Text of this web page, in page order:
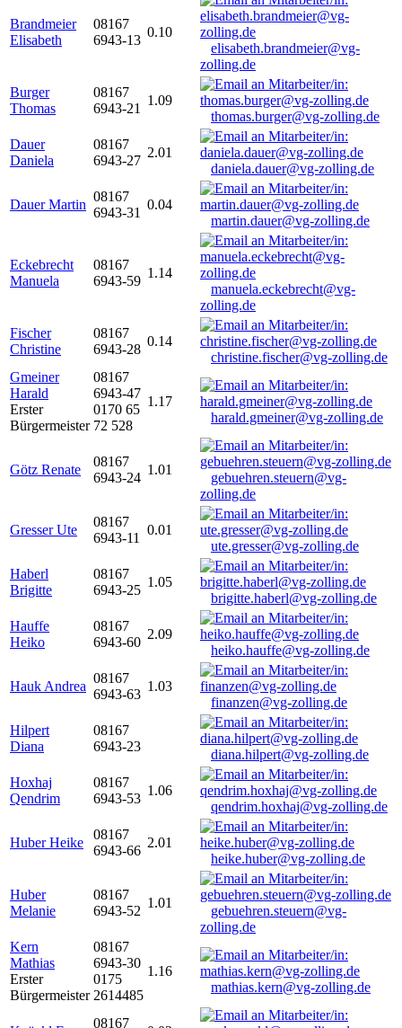
Brandmeier
Elisabeth
08167
6943-13
0.10
elisabeth.brandmeier@vg-
zolling.de
Burger
Thomas
08167
6943-21
1.09
thomas.burger@vg-zolling.de
Dauer
Daniela
08167
6943-27
2.01
daniela.dauer@vg-zolling.de
Dauer Martin
08167
6943-31
0.04
martin.dauer@vg-zolling.de
Eckebrecht
Manuela
08167
6943-59
1.14
manuela.eckebrecht@vg-
zolling.de
Fischer
Christine
08167
6943-28
0.14
christine.fischer@vg-zolling.de
Gmeiner
Harald
Erster
Bürgermeister
08167
6943-47
0170 65
72 528
1.17
harald.gmeiner@vg-zolling.de
Götz Renate
08167
6943-24
1.01
gebuehren.steuern@vg-
zolling.de
Gresser Ute
08167
6943-11
0.01
ute.gresser@vg-zolling.de
Haberl
Brigitte
08167
6943-25
1.05
brigitte.haberl@vg-zolling.de
Hauffe
Heiko
08167
6943-60
2.09
heiko.hauffe@vg-zolling.de
Hauk Andrea
08167
6943-63
1.03
finanzen@vg-zolling.de
Hilpert
Diana
08167
6943-23
diana.hilpert@vg-zolling.de
Hoxhaj
Qendrim
08167
6943-53
1.06
qendrim.hoxhaj@vg-zolling.de
Huber Heike
08167
6943-66
2.01
heike.huber@vg-zolling.de
Huber
Melanie
08167
6943-52
1.01
gebuehren.steuern@vg-
zolling.de
Kern
Mathias
Erster
Bürgermeister
08167
6943-30
0175
2614485
1.16
mathias.kern@vg-zolling.de
08167